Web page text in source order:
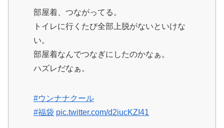
部屋着、つながってる。
トイレに行くたび全部上脱がないといけな
い。
部屋着なんでつなぎにしたのかなぁ。
ハズレだなぁ。
#ウンナナクール
#福袋 pic.twitter.com/d2iucKZI41